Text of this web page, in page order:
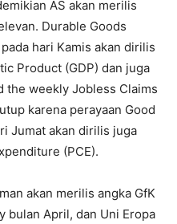
AS akan merilis
Durable Goods
hari Kamis akan dirilis
Product (GDP) dan juga
the weekly Jobless Claims
karena perayaan Good
Jumat akan dirilis juga
(PCE).
akan merilis angka GfK
bulan April, dan Uni Eropa